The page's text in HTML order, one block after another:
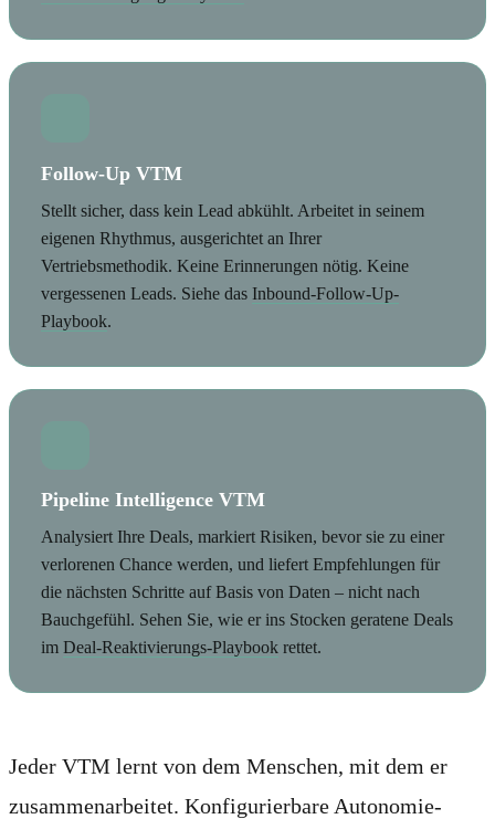
Follow-Up VTM
Stellt sicher, dass kein Lead abkühlt. Arbeitet in seinem
eigenen Rhythmus, ausgerichtet an Ihrer
Vertriebsmethodik. Keine Erinnerungen nötig. Keine
vergessenen Leads. Siehe das Inbound-Follow-Up-
Playbook.
Pipeline Intelligence VTM
Analysiert Ihre Deals, markiert Risiken, bevor sie zu einer
verlorenen Chance werden, und liefert Empfehlungen für
die nächsten Schritte auf Basis von Daten – nicht nach
Bauchgefühl. Sehen Sie, wie er ins Stocken geratene Deals
im Deal-Reaktivierungs-Playbook rettet.
Jeder VTM lernt von dem Menschen, mit dem er
zusammenarbeitet. Konfigurierbare Autonomie-